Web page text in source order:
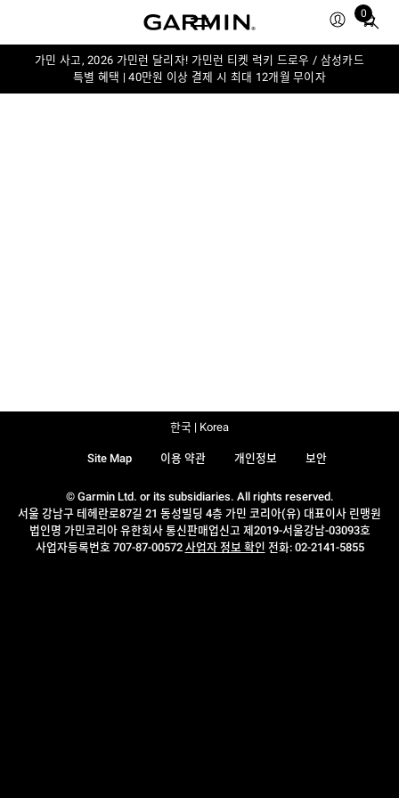
0
Total
in
가민 사고, 2026 가민런 달리자! 가민런 티켓 럭키 드로우 / 삼성카드
특별 혜택 | 40만원 이상 결제 시 최대 12개월 무이자
© Garmin Ltd. or its subsidiaries. All rights reserved.
서울 강남구 테헤란로87길 21 동성빌딩 4층 가민 코리아(유) 대표이사 린맹원
법인명 가민코리아 유한회사 통신판매업신고 제2019-서울강남-03093호
사업자등록번호 707-87-00572 사업자 정보 확인 전화: 02-2141-5855
Site Map 이용 약관 개인정보 보안
한국 | Korea